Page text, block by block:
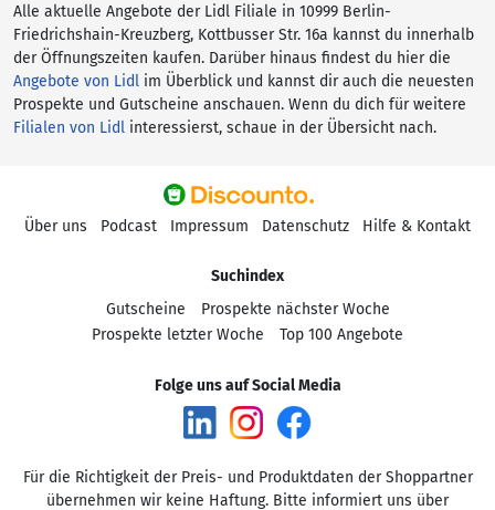
Alle aktuelle Angebote der Lidl Filiale in 10999 Berlin-
Friedrichshain-Kreuzberg, Kottbusser Str. 16a kannst du innerhalb
der Öffnungszeiten kaufen. Darüber hinaus findest du hier die
Angebote von Lidl im Überblick und kannst dir auch die neuesten
Prospekte und Gutscheine anschauen. Wenn du dich für weitere
Filialen von Lidl interessierst, schaue in der Übersicht nach.
Über uns Podcast Impressum Datenschutz Hilfe & Kontakt
Suchindex
Gutscheine
Prospekte nächster Woche
Prospekte letzter Woche
Top 100 Angebote
Folge uns auf Social Media
Für die Richtigkeit der Preis- und Produktdaten der Shoppartner
übernehmen wir keine Haftung. Bitte informiert uns über